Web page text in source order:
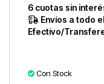
6 cuotas sin
Envíos a todo
Efectivo/
Con Stock